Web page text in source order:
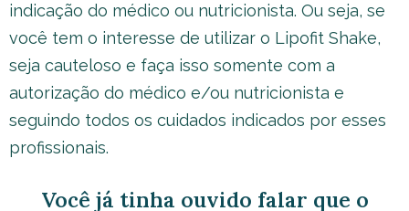
indicação do médico ou nutricionista. Ou seja, se
você tem o interesse de utilizar o Lipofit Shake,
seja cauteloso e faça isso somente com a
autorização do médico e/ou nutricionista e
seguindo todos os cuidados indicados por esses
profissionais.
Você já tinha ouvido falar que o